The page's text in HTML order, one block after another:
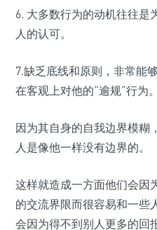
6. 大多数行为的动机往往是
人的认可。
7.缺乏底线和原则，非常能
在客观上对他的“逾规”行为。
因为其自身的自我边界模糊
人是像他一样没有边界的。
这样就造成一方面他们会因
的交流界限而很容易和一些
会因为得不到别人更多的回